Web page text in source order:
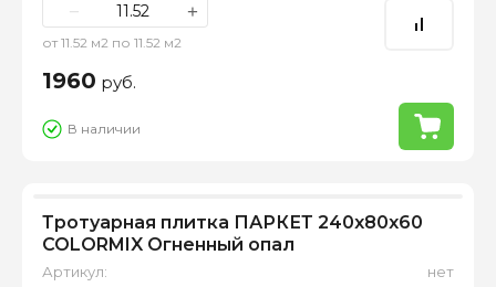
− +
от 11.52 м2 по 11.52 м2
1960 руб.
В наличии
Тротуарная плитка ПАРКЕТ 240х80х60
COLORMIX Огненный опал
Артикул: нет